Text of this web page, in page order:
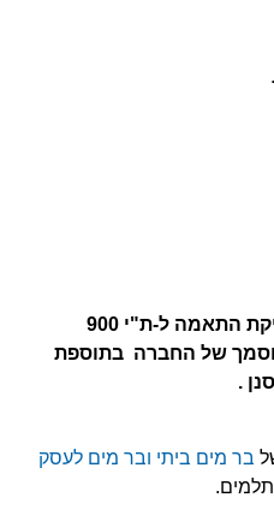
התאמה ל-ת"י 900
של החברה בתוספת
סנן .
בר מים ביתי ובר מים לעסק